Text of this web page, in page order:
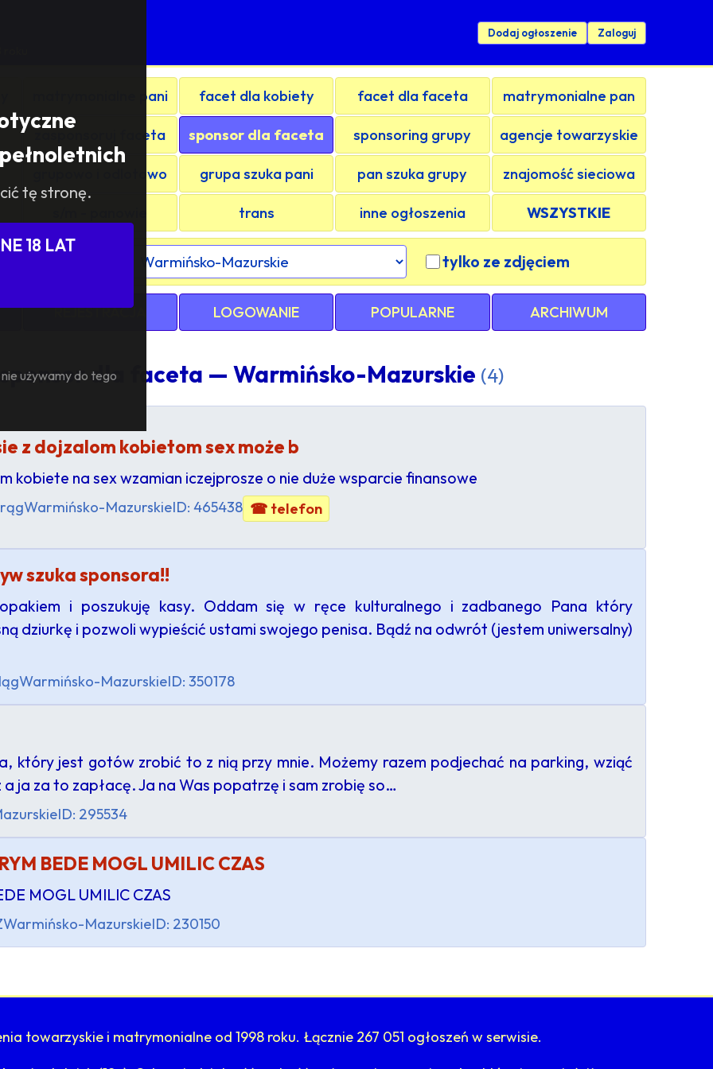
tę stronę.
18 LAT
używamy do tego
Dodaj ogłoszenie Zaloguj
matrymonialne pani facet dla kobiety facet dla faceta matrymonialne pan
zasponsoruj faceta sponsor dla faceta sponsoring grupy agencje towarzyskie
grupowo i odlotowo grupa szuka pani pan szuka grupy znajomość sieciowa
trans inne ogłoszenia WSZYSTKIE
/ kraju: tylko ze zdjęciem
REJESTRACJA LOGOWANIE POPULARNE ARCHIWUM
dla faceta — Warmińsko-Mazurskie (4)
z dojzalom kobietom sex może b
kobiete na sex wzamian iczejprosze o nie duże wsparcie finansowe
Warmińsko-MazurskieID: 465438 ☎ telefon
szuka sponsora!!
i poszukuję kasy. Oddam się w ręce kulturalnego i zadbanego Pana który
dziurkę i pozwoli wypieścić ustami swojego penisa. Bądź na odwrót (jestem uniwersalny)
Warmińsko-MazurskieID: 350178
który jest gotów zrobić to z nią przy mnie. Możemy razem podjechać na parking, wziąć
ja za to zapłacę. Ja na Was popatrzę i sam zrobię so…
ID: 295534
BEDE MOGL UMILIC CZAS
MOGL UMILIC CZAS
Warmińsko-MazurskieID: 230150
towarzyskie i matrymonialne od 1998 roku. Łącznie 267 051 ogłoszeń w serwisie.